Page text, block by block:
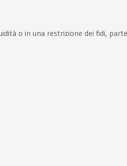
o in una restrizione dei fidi,